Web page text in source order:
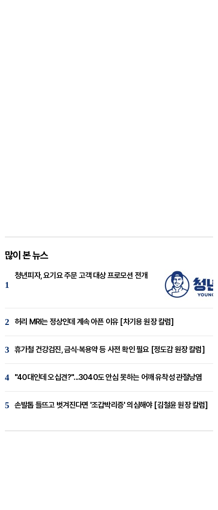
많이 본 뉴스
1
청년피자, 요기요 주문 고객 대상 프로모션 전개
2 허리 MRI는 정상인데 계속 아픈 이유 [차기용 원장 칼럼]
3 휴가철 건강검진, 금식·복용약 등 사전 확인 필요 [정도감 원장 칼럼]
4 "40대인데 오십견?"...3040도 안심 못하는 어깨 유착성 관절낭염
5 손발톱 들뜨고 벗겨진다면 '조갑박리증' 의심해야 [김철윤 원장 칼럼]